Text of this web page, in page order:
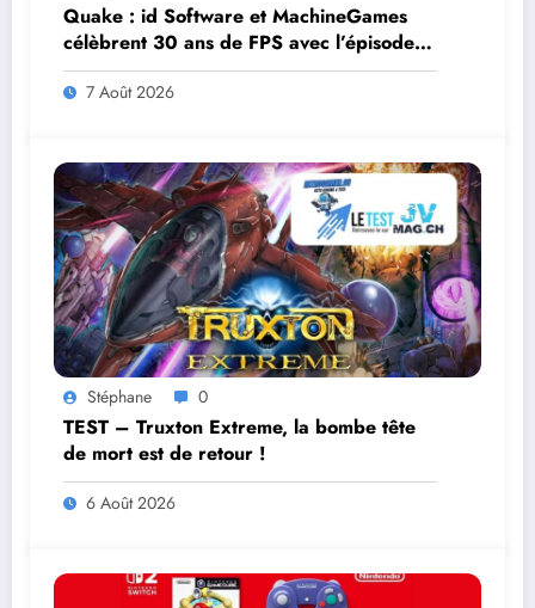
Quake : id Software et MachineGames
célèbrent 30 ans de FPS avec l’épisode
gratuit Dawn of the Machine
7 Août 2026
Stéphane 0
TEST – Truxton Extreme, la bombe tête
de mort est de retour !
6 Août 2026